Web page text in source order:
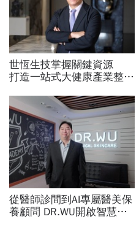
世恆生技掌握關鍵資源
打造一站式大健康產業整合
從醫師診間到AI專屬醫美保
養顧問 DR.WU開啟智慧養